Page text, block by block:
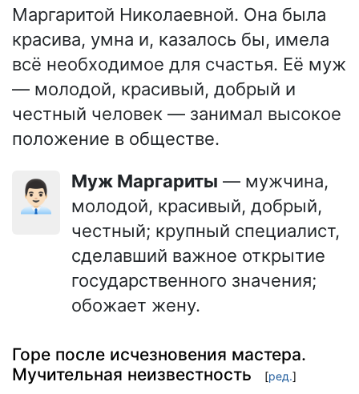
Маргаритой Николаевной. Она была
красива, умна и, казалось бы, имела
всё необходимое для счастья. Её муж
— молодой, красивый, добрый и
честный человек — занимал высокое
положение в обществе.
👨🏻‍💼 Муж Маргариты — мужчина,
молодой, красивый, добрый,
честный; крупный специалист,
сделавший важное открытие
государственного значения;
обожает жену.
Горе после исчезновения мастера.
Мучительная неизвестность
[ред.]